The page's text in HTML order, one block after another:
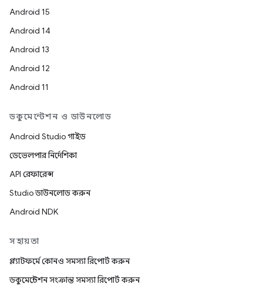
Android 15
Android 14
Android 13
Android 12
Android 11
ডকুমেন্টেশন ও ডাউনলোড
Android Studio গাইড
ডেভেলপার নির্দেশিকা
API রেফারেন্স
Studio ডাউনলোড করুন
Android NDK
সহায়তা
প্ল্যাটফর্মে কোনও সমস্যা রিপোর্ট করুন
ডকুমেন্টেশন সংক্রান্ত সমস্যা রিপোর্ট করুন